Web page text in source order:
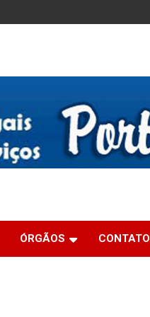
ÓRGÃOS CONTATO